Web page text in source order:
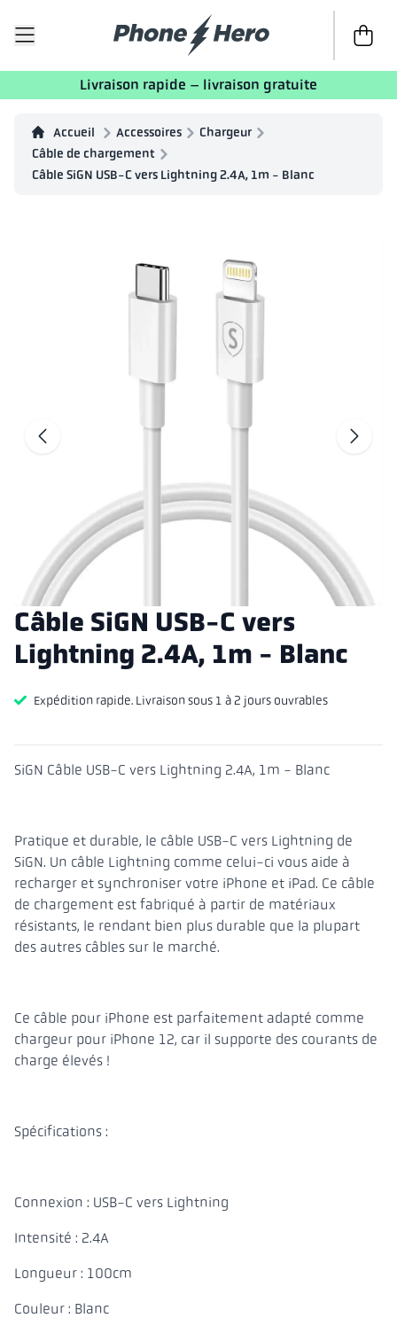
Passer
Livraison rapide – livraison gratuite
Accueil Accessoires
Chargeur
Câble de chargement
Câble SiGN USB-C vers Lightning 2.4A, 1m - Blanc
Aller à la
Câble SiGN USB-C vers
Lightning 2.4A, 1m - Blanc
Expédition rapide. Livraison sous 1 à 2 jours ouvrables
SiGN Câble USB-C vers Lightning 2.4A, 1m - Blanc
Pratique et durable, le câble USB-C vers Lightning de
SiGN. Un câble Lightning comme celui-ci vous aide à
recharger et synchroniser votre iPhone et iPad. Ce câble
de chargement est fabriqué à partir de matériaux
résistants, le rendant bien plus durable que la plupart
des autres câbles sur le marché.
Ce câble pour iPhone est parfaitement adapté comme
chargeur pour iPhone 12, car il supporte des courants de
charge élevés !
Spécifications :
Connexion : USB-C vers Lightning
Intensité : 2.4A
Longueur : 100cm
Couleur : Blanc